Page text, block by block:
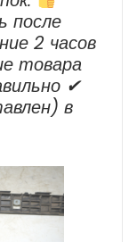
после
2 часов
товара
✔
в